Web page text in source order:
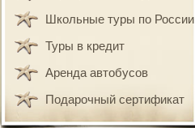
Школьные туры по России
Туры в кредит
Аренда автобусов
Подарочный сертификат